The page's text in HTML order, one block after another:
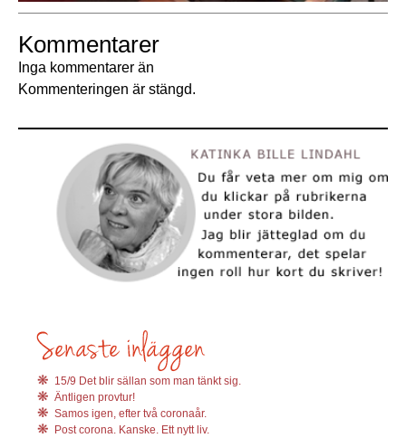
Kommentarer
Inga kommentarer än
Kommenteringen är stängd.
15/9 Det blir sällan som man tänkt sig.
Äntligen provtur!
Samos igen, efter två coronaår.
Post corona. Kanske. Ett nytt liv.